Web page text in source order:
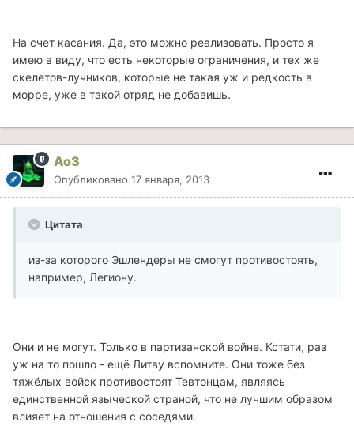
На счет касания. Да, это можно реализовать. Просто я
имею в виду, что есть некоторые ограничения, и тех же
скелетов-лучников, которые не такая уж и редкость в
морре, уже в такой отряд не добавишь.
Ao3
Опубликовано 17 января, 2013
Цитата
из-за которого Эшлендеры не смогут противостоять,
например, Легиону.
Они и не могут. Только в партизанской войне. Кстати, раз
уж на то пошло - ещё Литву вспомните. Они тоже без
тяжёлых войск противостоят Тевтонцам, являясь
единственной языческой страной, что не лучшим образом
влияет на отношения с соседями.